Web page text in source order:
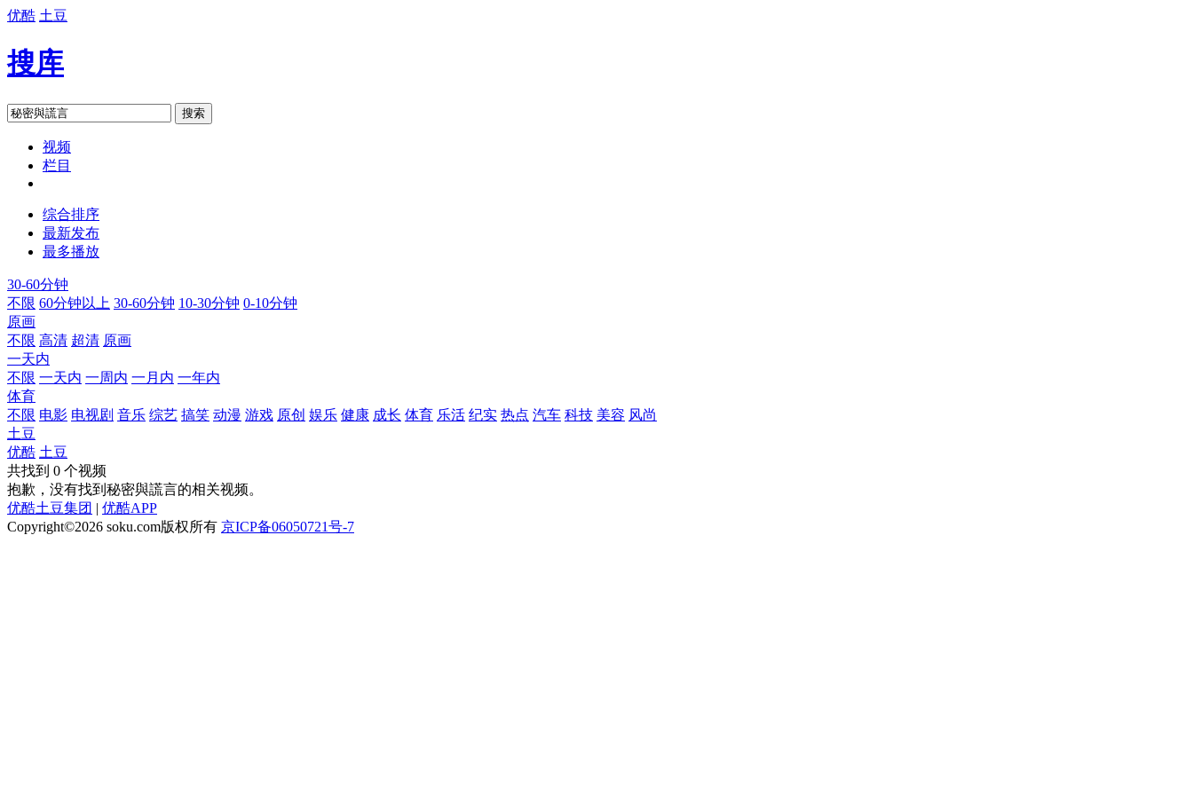
优酷 土豆
搜库
搜索
视频
栏目
综合排序
最新发布
最多播放
30-60分钟
不限 60分钟以上 30-60分钟 10-30分钟 0-10分钟
原画
不限 高清 超清 原画
一天内
不限 一天内 一周内 一月内 一年内
体育
不限 电影 电视剧 音乐 综艺 搞笑 动漫 游戏 原创 娱乐 健康 成长 体育 乐活 纪实 热点 汽车 科技 美容 风尚
土豆
优酷 土豆
共找到 0 个视频
抱歉，没有找到 秘密與謊言的相关视频。
优酷土豆集团 | 优酷APP
Copyright©2026 soku.com版权所有 京ICP备06050721号-7